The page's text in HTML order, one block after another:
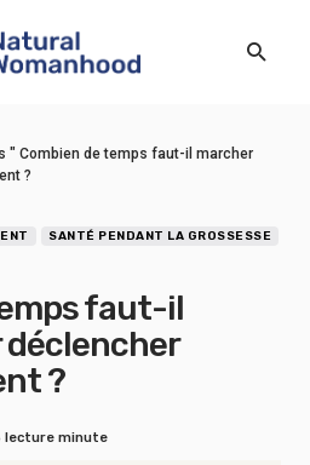
" Combien de temps faut-il marcher
?
SANTÉ PENDANT LA GROSSESSE
faut-il
déclencher
?
lecture minute